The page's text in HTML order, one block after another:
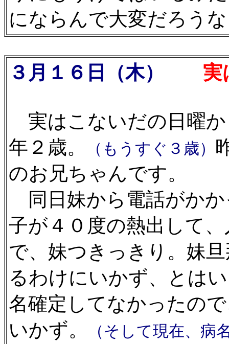
にならんで大変だろう
３月１６日（木） 実
実はこないだの日曜
年２歳。
（もうすぐ３歳）
のお兄ちゃんです。
同日妹から電話がか
子が４０度の熱出して
で、妹つきっきり。妹
るわけにいかず、とは
名確定してなかったの
いかず。
（そして現在、病